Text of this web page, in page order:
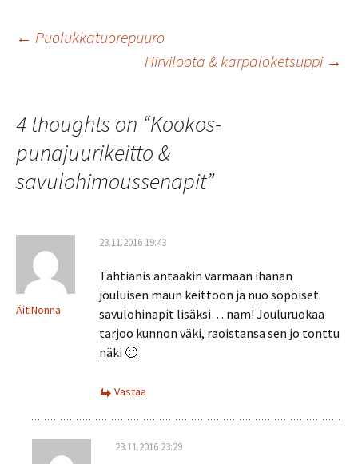
o
er
p
p
Artikkelien
← Puolukkatuorepuuro
Hirviloota & karpaloketsuppi →
4 thoughts on “Kookos-
punajuurikeitto &
savulohimoussenapit”
ÄitiNonna
23.11.2016 19:43
Tähtianis antaakin varmaan ihanan
jouluisen maun keittoon ja nuo söpöiset
savulohinapit lisäksi… nam! Jouluruokaa
tarjoo kunnon väki, raoistansa sen jo tonttu
näki 🙂
Vastaa
23.11.2016 23:29